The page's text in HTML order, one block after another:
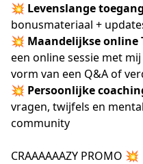
💥 Levenslange toegang
bonusmateriaal +
💥 Maandelijkse online
een online sessie met
vorm van een Q&A of
💥 Persoonlijke
vragen, twijfels en
community
CRAAAAAAZY PROMO 💥